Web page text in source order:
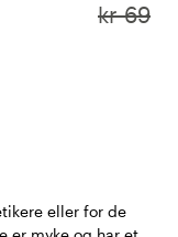
kr 69
eller for de